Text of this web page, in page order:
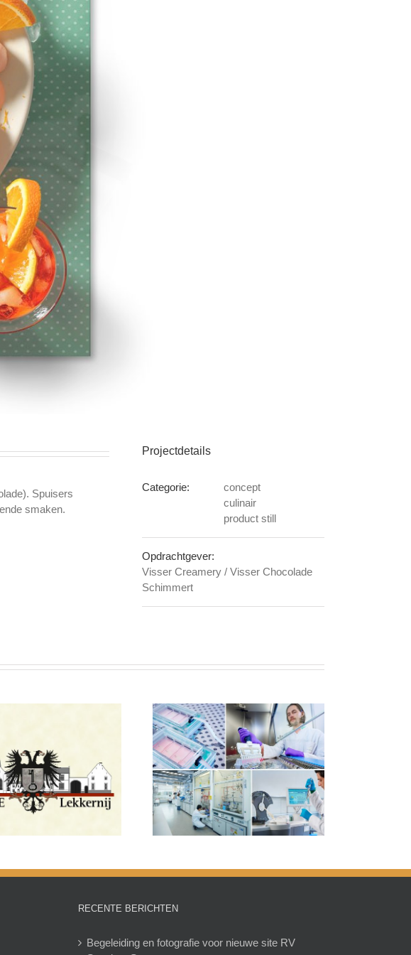
Spuisers
smaken.
Projectdetails
Categorie:
concept
culinair
product still
Opdrachtgever:
Visser Creamery / Visser Chocolade
Schimmert
BioMiMedics, Maastricht
University
Productfotografie
Glasgereedschap
RECENTE BERICHTEN
Begeleiding en fotografie voor nieuwe site RV